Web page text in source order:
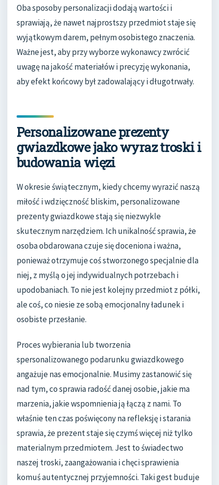
Oba sposoby personalizacji dodają wartości i
sprawiają, że nawet najprostszy przedmiot staje się
wyjątkowym darem, pełnym osobistego znaczenia.
Ważne jest, aby przy wyborze wykonawcy zwrócić
uwagę na jakość materiałów i precyzję wykonania,
aby efekt końcowy był zadowalający i długotrwały.
Personalizowane prezenty
gwiazdkowe jako wyraz troski i
budowania więzi
W okresie świątecznym, kiedy chcemy wyrazić naszą
miłość i wdzięczność bliskim, personalizowane
prezenty gwiazdkowe stają się niezwykle
skutecznym narzędziem. Ich unikalność sprawia, że
osoba obdarowana czuje się doceniona i ważna,
ponieważ otrzymuje coś stworzonego specjalnie dla
niej, z myślą o jej indywidualnych potrzebach i
upodobaniach. To nie jest kolejny przedmiot z półki,
ale coś, co niesie ze sobą emocjonalny ładunek i
osobiste przesłanie.
Proces wybierania lub tworzenia
spersonalizowanego podarunku gwiazdkowego
angażuje nas emocjonalnie. Musimy zastanowić się
nad tym, co sprawia radość danej osobie, jakie ma
marzenia, jakie wspomnienia ją łączą z nami. To
właśnie ten czas poświęcony na refleksję i starania
sprawia, że prezent staje się czymś więcej niż tylko
materialnym przedmiotem. Jest to świadectwo
naszej troski, zaangażowania i chęci sprawienia
komuś autentycznej przyjemności. Taki gest buduje